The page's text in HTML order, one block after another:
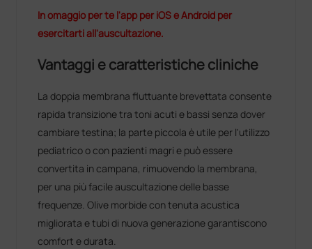
In omaggio per te l'app per iOS e Android per
esercitarti all'auscultazione.
Vantaggi e caratteristiche cliniche
La doppia membrana fluttuante brevettata consente
rapida transizione tra toni acuti e bassi senza dover
cambiare testina; la parte piccola è utile per l'utilizzo
pediatrico o con pazienti magri e può essere
convertita in campana, rimuovendo la membrana,
per una più facile auscultazione delle basse
frequenze. Olive morbide con tenuta acustica
migliorata e tubi di nuova generazione garantiscono
comfort e durata.